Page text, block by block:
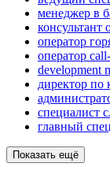
менеджер в
консультант
оператор
оператор
development
директор по
специалист
главный
Показать ещё